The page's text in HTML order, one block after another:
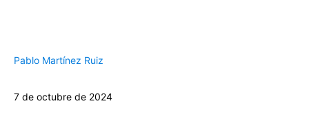
Pablo Martínez Ruiz
7 de octubre de 2024